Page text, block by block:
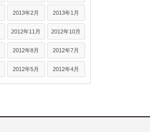
2013年2月 2013年1月
2012年11月 2012年10月
2012年8月 2012年7月
2012年5月 2012年4月